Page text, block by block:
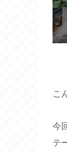
こ
今
テ